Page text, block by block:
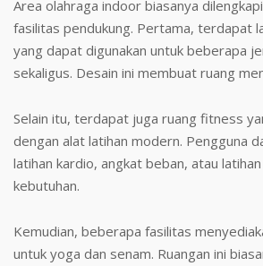
Area olahraga indoor biasanya
fasilitas pendukung. Pertama, terdapat
yang dapat digunakan untuk beberapa
sekaligus. Desain ini membuat ruang
Selain itu, terdapat juga ruang fitness
dengan alat latihan modern. Pengguna
latihan kardio, angkat beban, atau
kebutuhan.
Kemudian, beberapa fasilitas
untuk yoga dan senam. Ruangan ini